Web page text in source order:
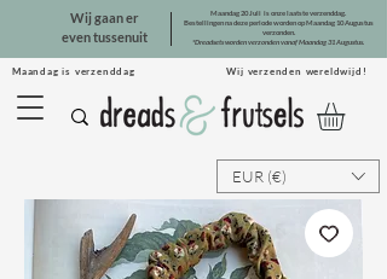
Maandag is verzenddag Wij verzenden wereldwijd!
Wij gaan er
even tussenuit
Maandag 20 Juli is onze laatste verzenddag.
Bestellingen na deze periode worden op Maandag 10 Augustus
verzonden.
*Dreadsets worden verzonden vanaf Maandag 31 Augustus.
EUR (€)